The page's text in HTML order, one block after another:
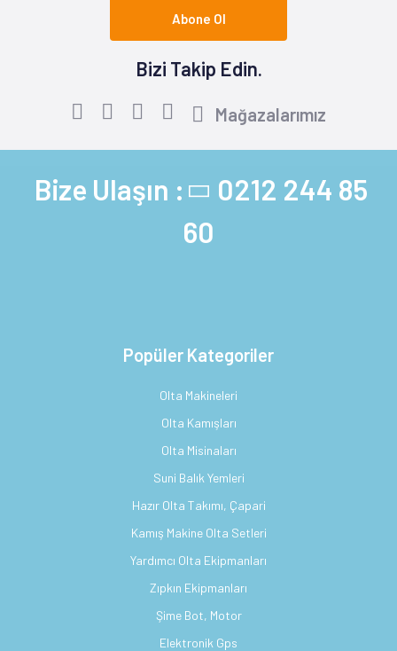
Abone Ol
Bizi Takip Edin.
Mağazalarımız
Bize Ulaşın : 0212 244 85
60
Popüler Kategoriler
Olta Makineleri
Olta Kamışları
Olta Misinaları
Suni Balık Yemleri
Hazır Olta Takımı, Çapari
Kamış Makine Olta Setleri
Yardımcı Olta Ekipmanları
Zıpkın Ekipmanları
Şime Bot, Motor
Elektronik Gps